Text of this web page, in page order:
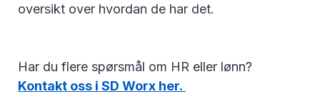
oversikt over hvordan de har det.
Har du flere spørsmål om HR eller lønn?
Kontakt oss i SD Worx her.